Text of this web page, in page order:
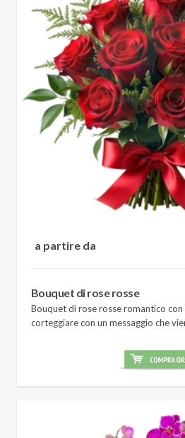
a partire da
Bouquet di rose rosse
Bouquet di rose rosse romantico
corteggiare con un messaggio che